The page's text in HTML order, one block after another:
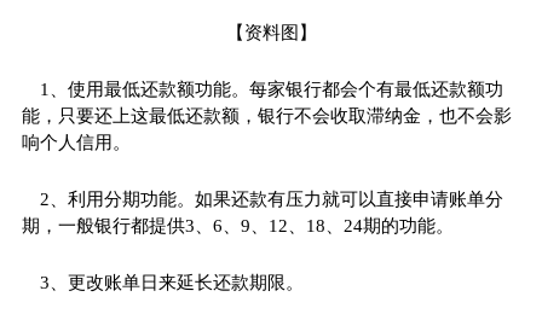
【资料图】
1、使用最低还款额功能。每家银行都会个有最低还款额功
能，只要还上这最低还款额，银行不会收取滞纳金，也不会影
响个人信用。
2、利用分期功能。如果还款有压力就可以直接申请账单分
期，一般银行都提供3、6、9、12、18、24期的功能。
3、更改账单日来延长还款期限。